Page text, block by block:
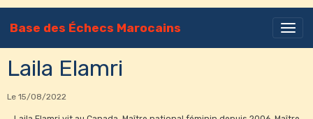
Base des Échecs Marocains
Laila Elamri
Le 15/08/2022